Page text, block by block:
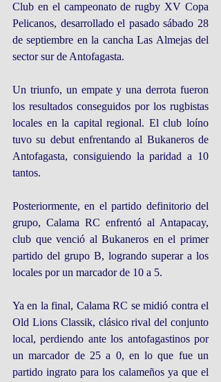
Club en el campeonato de rugby XV Copa
Pelicanos, desarrollado el pasado sábado 28
de septiembre en la cancha Las Almejas del
sector sur de Antofagasta.
Un triunfo, un empate y una derrota fueron
los resultados conseguidos por los rugbistas
locales en la capital regional. El club loíno
tuvo su debut enfrentando al Bukaneros de
Antofagasta, consiguiendo la paridad a 10
tantos.
Posteriormente, en el partido definitorio del
grupo, Calama RC enfrentó al Antapacay,
club que venció al Bukaneros en el primer
partido del grupo B, logrando superar a los
locales por un marcador de 10 a 5.
Ya en la final, Calama RC se midió contra el
Old Lions Classik, clásico rival del conjunto
local, perdiendo ante los antofagastinos por
un marcador de 25 a 0, en lo que fue un
partido ingrato para los calameños ya que el